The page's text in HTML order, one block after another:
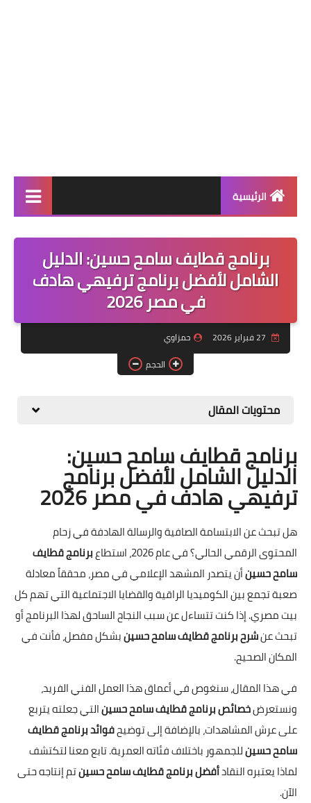
الرئيسية
فيديوهات
عالم التقنية
عالم الستالايت
قوالب
منوعات
برنامج قطايف سامح حسين: الدليل
الشامل لأفضل برنامج ترفيهي هادف
في مصر 2026
27 فبراير 2026
حمزاوي
الحجم
محتويات المقال
برنامج قطايف سامح حسين:
الدليل الشامل لأفضل برنامج
ترفيهي هادف في مصر 2026
هل تبحث عن الابتسامة الصافية والرسالة الهادفة في زحام
المحتوى الرقمي الحالي؟ في عام 2026، استطاع
برنامج قطايف
سامح حسينأن يتصدر المشهد الإعلامي في مصر، محققاً معادلة
صعبة تجمع بين الكوميديا الراقية والقضايا الاجتماعية التي تهم كل
بيت مصري. إذا كنت تتساءل عن سبب النجاح الساحق لهذا البرنامج أو
تبحث عنشرح برنامج قطايف سامح حسينبشكل مفصل، فأنت في
المكان الصحيح.
في هذا المقال، سنغوص في أعماق هذا العمل الفني الفريد،
ونستعرضخصائص برنامج قطايف سامح حسينالتي جعلته يتربع
على عرش المشاهدات، بالإضافة إلى توضيحفوائد برنامج قطايف
سامح حسينللجمهور باختلاف فئاته العمرية. تابع معنا لتكتشف
لماذا يعتبره النقادأفضل برنامج قطايف سامح حسينتم إنتاجه حتى
الآن.